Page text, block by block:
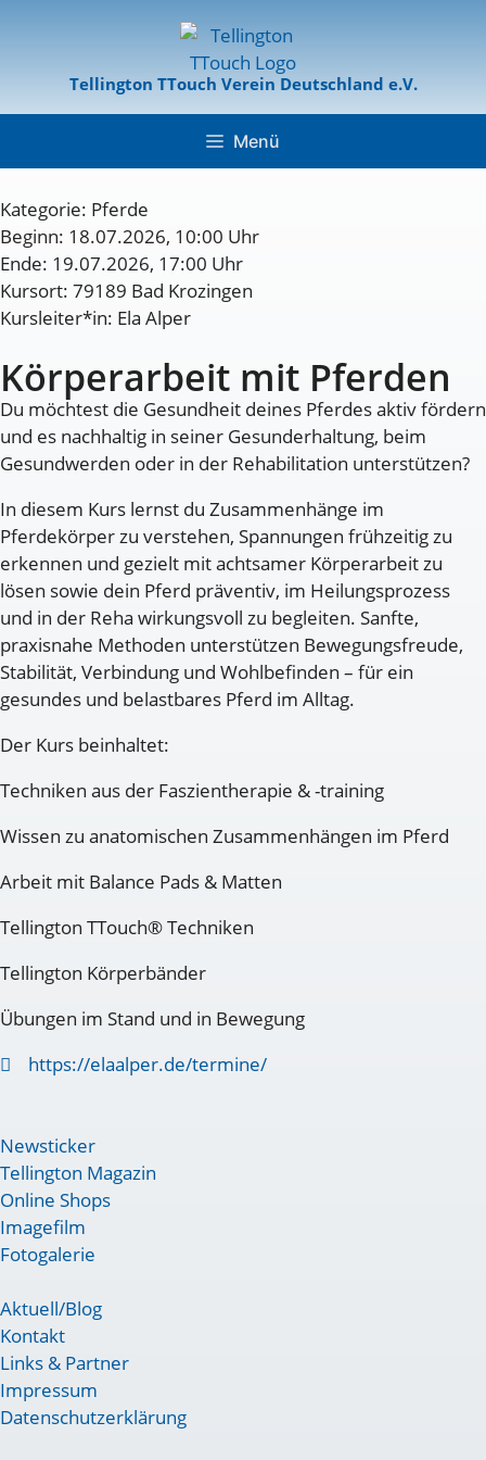
Tellington TTouch Verein Deutschland e.V.
Menü
Kategorie: Pferde
Beginn: 18.07.2026, 10:00 Uhr
Ende: 19.07.2026, 17:00 Uhr
Kursort: 79189 Bad Krozingen
Kursleiter*in: Ela Alper
Körperarbeit mit Pferden
Du möchtest die Gesundheit deines Pferdes aktiv fördern
und es nachhaltig in seiner Gesunderhaltung, beim
Gesundwerden oder in der Rehabilitation unterstützen?
In diesem Kurs lernst du Zusammenhänge im
Pferdekörper zu verstehen, Spannungen frühzeitig zu
erkennen und gezielt mit achtsamer Körperarbeit zu
lösen sowie dein Pferd präventiv, im Heilungsprozess
und in der Reha wirkungsvoll zu begleiten. Sanfte,
praxisnahe Methoden unterstützen Bewegungsfreude,
Stabilität, Verbindung und Wohlbefinden – für ein
gesundes und belastbares Pferd im Alltag.
Der Kurs beinhaltet:
Techniken aus der Faszientherapie & -training
Wissen zu anatomischen Zusammenhängen im Pferd
Arbeit mit Balance Pads & Matten
Tellington TTouch® Techniken
Tellington Körperbänder
Übungen im Stand und in Bewegung
https://elaalper.de/termine/
Newsticker
Tellington Magazin
Online Shops
Imagefilm
Fotogalerie
Aktuell/Blog
Kontakt
Links & Partner
Impressum
Datenschutzerklärung